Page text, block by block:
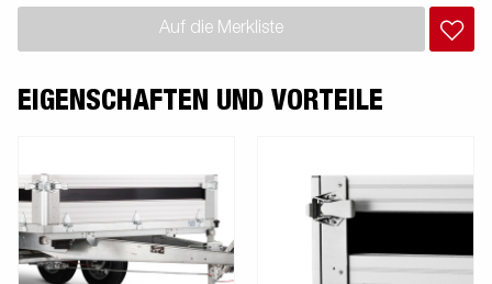
Auf die Merkliste
EIGENSCHAFTEN UND VORTEILE